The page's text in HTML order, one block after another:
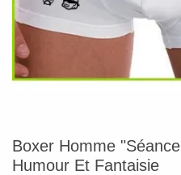
Boxer Homme
Humour Et Fantaisie